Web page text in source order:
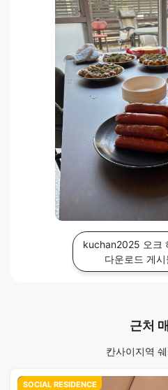
kuchan2025 오크
다운로드 게
근처
칸사이지역
SOCIAL RESIDENCE